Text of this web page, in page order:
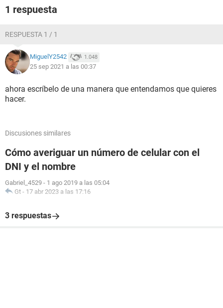
1 respuesta
RESPUESTA 1 / 1
MiguelY2542 1.048
25 sep 2021 a las 00:37
ahora escríbelo de una manera que entendamos que quieres
hacer.
Discusiones similares
Cómo averiguar un número de celular con el
DNI y el nombre
Gabriel_4529 - 1 ago 2019 a las 05:04
Gt - 17 abr 2023 a las 17:16
3 respuestas